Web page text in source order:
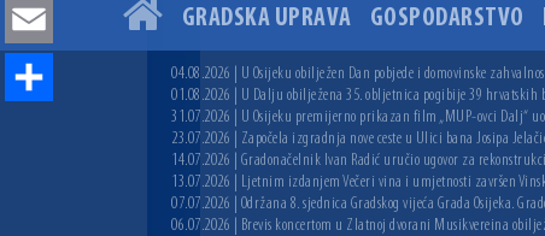
GRADSKA UPRAVA GOSPODARSTVO
04.08.2026 | U Osijeku obilježen Dan pobjede i domovinske
01.08.2026 | U Dalju obilježena 35. obljetnica pogibije 39 hrvatskih
31.07.2026 | U Osijeku premijerno prikazan film „MUP-ovci Dalj“
23.07.2026 | Započela izgradnja nove ceste u Ulici bana Josipa
14.07.2026 | Gradonačelnik Ivan Radić uručio ugovor za
13.07.2026 | Ljetnim izdanjem Večeri vina i umjetnosti završen
07.07.2026 | Održana 8. sjednica Gradskog vijeća Grada Osijeka.
06.07.2026 | Brevis koncertom u Zlatnoj dvorani Musikvereina
Email